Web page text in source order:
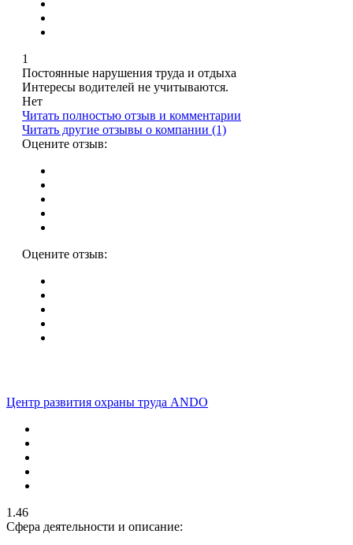
1
Постоянные нарушения труда и отдыха
Интересы водителей не учитываются.
Нет
Читать полностью отзыв и комментарии
Читать другие отзывы о компании (1)
Оцените отзыв:
Оцените отзыв:
Центр развития охраны труда ANDO
1.46
Сфера деятельности и описание: